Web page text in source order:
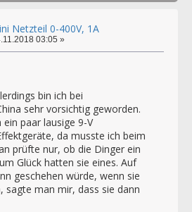
Netzteil 0-400V, 1A
03:05 »
bin ich bei
sehr vorsichtig geworden.
paar lausige 9-V
da musste ich beim
prüfte nur, ob die Dinger ein
Glück hatten sie eines. Auf
geschehen würde, wenn sie
sagte man mir, dass sie dann